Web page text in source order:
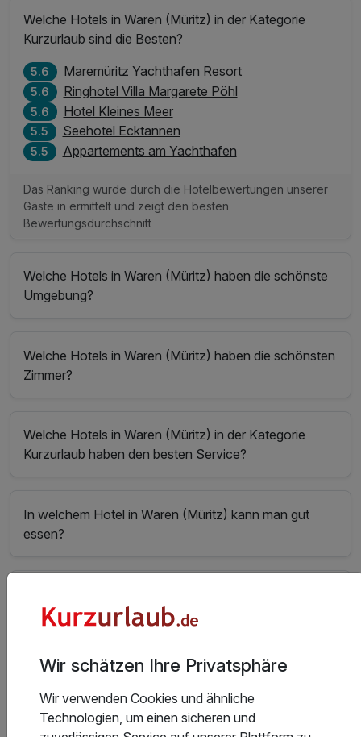
Welche Hotels in Waren (Müritz) in der Kategorie
Kurzurlaub sind die Besten?
5.6 Maremüritz Yachthafen Resort
5.6 Ringhotel Villa Margarete Pöhl
5.6 Hotel Kleines Meer
5.5 Seehotel Ecktannen
5.5 Appartements am Yachthafen
Das Ranking wurde durch die Hotelbewertungen unserer
Gäste in ermittelt und zeigt den besten
Bewertungsdurchschnitt
Welche Hotels in Waren (Müritz) haben die schönste
Umgebung?
Welche Hotels in Waren (Müritz) haben die schönsten
Zimmer?
Welche Hotels in Waren (Müritz) in der Kategorie
Kurzurlaub haben den besten Service?
In welchem Hotel in Waren (Müritz) kann man gut
essen?
Wellnessbereich?
In welchen Hotels in Waren (Müritz) gibt es das beste
Sport- und Freizeitangebot?
Wir schätzen Ihre Privatsphäre
Wir verwenden Cookies und ähnliche
Technologien, um einen sicheren und